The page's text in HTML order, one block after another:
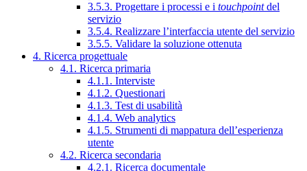
3.5.3. Progettare i processi e i touchpointdel
servizio
3.5.4. Realizzare l’interfaccia utente del servizio
3.5.5. Validare la soluzione ottenuta
4. Ricerca progettuale
4.1. Ricerca primaria
4.1.1. Interviste
4.1.2. Questionari
4.1.3. Test di usabilità
4.1.4. Web analytics
4.1.5. Strumenti di mappatura dell’esperienza
utente
4.2. Ricerca secondaria
4.2.1. Ricerca documentale